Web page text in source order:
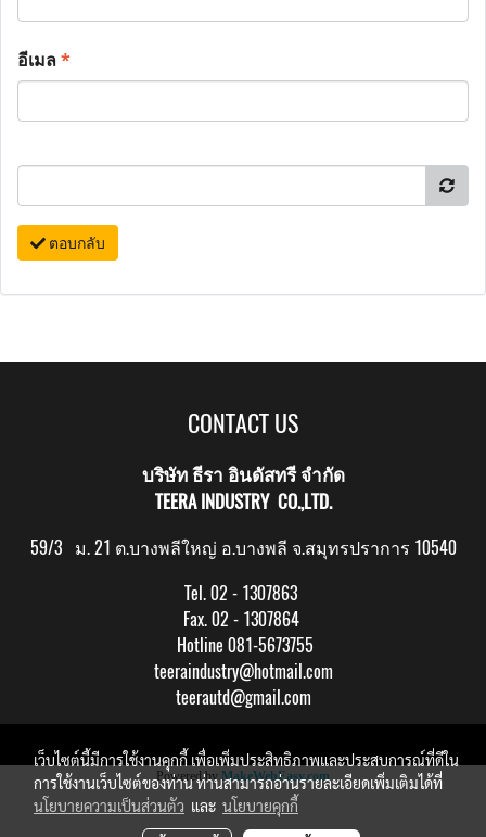
อีเมล*
ตอบกลับ
CONTACT US
บริษัท ธีรา อินดัสทรี จำกัด
TEERA INDUSTRY CO.,LTD.
59/3 ม. 21 ต.บางพลีใหญ่ อ.บางพลี จ.สมุทรปราการ 10540
Tel. 02 - 1307863
Fax. 02 - 1307864
Hotline 081-5673755
teeraindustry@hotmail.com
teerautd@gmail.com
Copy right by makewebeasy.com
Powered byMakeWebEasy.com
เว็บไซต์นี้มีการใช้งานคุกกี้ เพื่อเพิ่มประสิทธิภาพและประสบการณ์ที่ดีใน
การใช้งานเว็บไซต์ของท่าน ท่านสามารถอ่านรายละเอียดเพิ่มเติมได้ที่
นโยบายความเป็นส่วนตัว และ นโยบายคุกกี้